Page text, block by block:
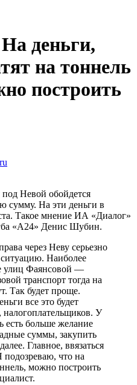
деньги,
на тоннель
построить
под Невой обойдется
сумму. На эти деньги в
Такое мнение ИА «Диалог»
«А24» Денис Шубин.
через Неву серьезно
Наиболее
улиц Фаянсовой —
транспорт тогда на
Так будет проще.
все это будет
налогоплательщиков. У
есть больше желание
суммы, закупить
Главное, ввязаться
что на
можно построить